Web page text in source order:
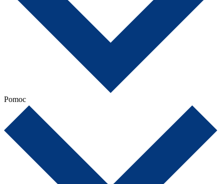
Pomoc